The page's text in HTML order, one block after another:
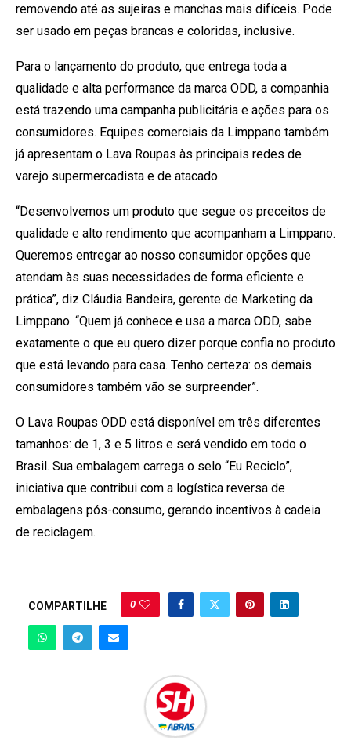
removendo até as sujeiras e manchas mais difíceis. Pode
ser usado em peças brancas e coloridas, inclusive.
Para o lançamento do produto, que entrega toda a
qualidade e alta performance da marca ODD, a companhia
está trazendo uma campanha publicitária e ações para os
consumidores. Equipes comerciais da Limppano também
já apresentam o Lava Roupas às principais redes de
varejo supermercadista e de atacado.
“Desenvolvemos um produto que segue os preceitos de
qualidade e alto rendimento que acompanham a Limppano.
Queremos entregar ao nosso consumidor opções que
atendam às suas necessidades de forma eficiente e
prática”, diz Cláudia Bandeira, gerente de Marketing da
Limppano. “Quem já conhece e usa a marca ODD, sabe
exatamente o que eu quero dizer porque confia no produto
que está levando para casa. Tenho certeza: os demais
consumidores também vão se surpreender”.
O Lava Roupas ODD está disponível em três diferentes
tamanhos: de 1, 3 e 5 litros e será vendido em todo o
Brasil. Sua embalagem carrega o selo “Eu Reciclo”,
iniciativa que contribui com a logística reversa de
embalagens pós-consumo, gerando incentivos à cadeia
de reciclagem.
COMPARTILHE 0